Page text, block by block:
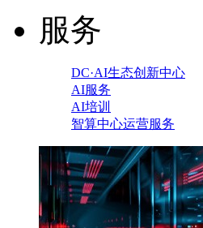
服务
DC·AI生态创新中心
AI服务
AI培训
智算中心运营服务